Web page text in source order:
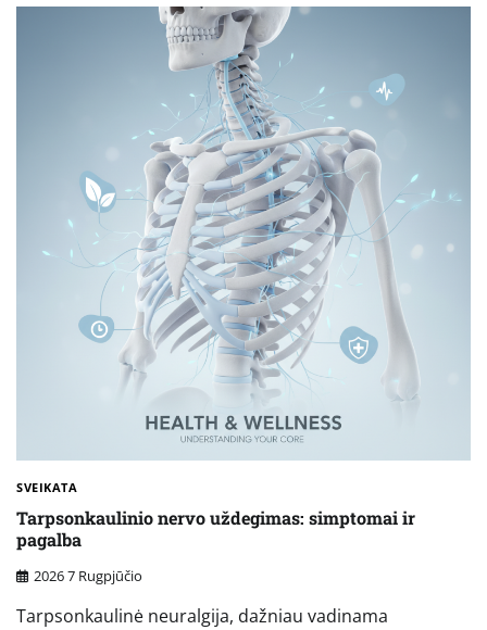
SVEIKATA
Tarpsonkaulinio nervo uždegimas: simptomai ir
pagalba
2026 7 Rugpjūčio
Tarpsonkaulinė neuralgija, dažniau vadinama